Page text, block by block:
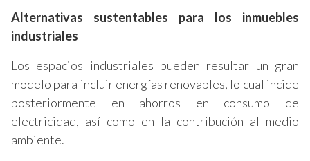
Alternativas sustentables para los inmuebles
industriales
Los espacios industriales pueden resultar un gran
modelo para incluir energías renovables, lo cual incide
posteriormente en ahorros en consumo de
electricidad, así como en la contribución al medio
ambiente.